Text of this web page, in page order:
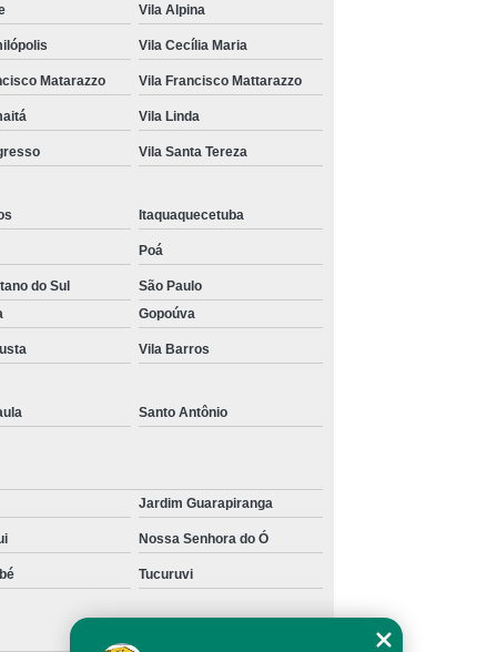
Transporte de Equipamentos Agrícolas
Transporte de Equipamentos Industriais
Transporte de Máquinas Agrícolas
Transporte de Máquinas com Guindalto
Transporte de Máquinas de Munck
Transporte de Máquinas Pesadas
de Máquinas
Vila Alpina
Vila Cecília Maria
Matarazzo Vila Francisco Mattarazzo
Vila Linda
Vila Santa Tereza
Itaquaquecetuba
Poá
do Sul
São Paulo
Gopoúva
Vila Barros
Santo Antônio
Jardim Guarapiranga
Nossa Senhora do Ó
Tucuruvi